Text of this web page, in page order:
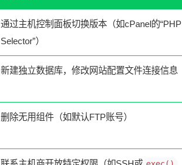
通过主机控制面板切换版本（如cPanel的“PHP
Selector”）
新建独立数据库，修改网站配置文件连接信息
删除无用组件（如默认FTP账号）